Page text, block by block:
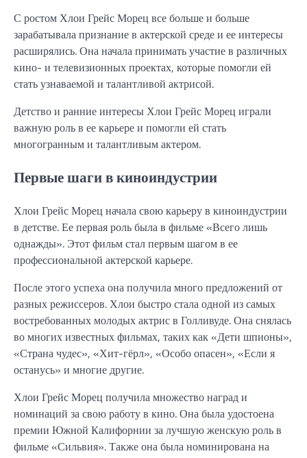
С ростом Хлои Грейс Морец все больше и больше
зарабатывала признание в актерской среде и ее интересы
расширялись. Она начала принимать участие в различных
кино- и телевизионных проектах, которые помогли ей
стать узнаваемой и талантливой актрисой.
Детство и ранние интересы Хлои Грейс Морец играли
важную роль в ее карьере и помогли ей стать
многогранным и талантливым актером.
Первые шаги в киноиндустрии
Хлои Грейс Морец начала свою карьеру в киноиндустрии
в детстве. Ее первая роль была в фильме «Всего лишь
однажды». Этот фильм стал первым шагом в ее
профессиональной актерской карьере.
После этого успеха она получила много предложений от
разных режиссеров. Хлои быстро стала одной из самых
востребованных молодых актрис в Голливуде. Она снялась
во многих известных фильмах, таких как «Дети шпионы»,
«Страна чудес», «Хит-гёрл», «Особо опасен», «Если я
останусь» и многие другие.
Хлои Грейс Морец получила множество наград и
номинаций за свою работу в кино. Она была удостоена
премии Южной Калифорнии за лучшую женскую роль в
фильме «Сильвия». Также она была номинирована на